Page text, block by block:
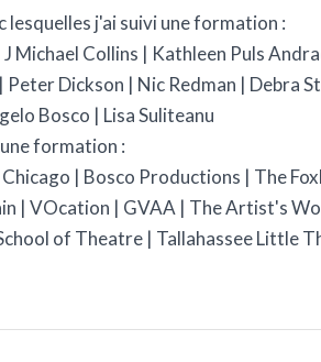
lesquelles j'ai suivi une formation :
Michael Collins | Kathleen Puls
Peter Dickson | Nic Redman | Debra
Bosco | Lisa Suliteanu
formation :
| Bosco Productions | The
| VOcation | GVAA | The Artist's
of Theatre | Tallahassee Little